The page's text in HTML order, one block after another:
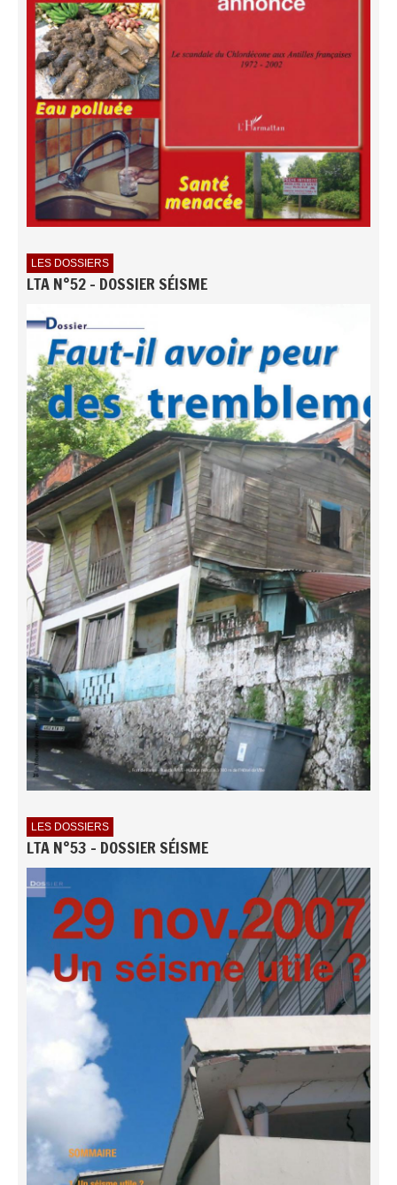
LES DOSSIERS
LTA N°52 - DOSSIER SÉISME
LES DOSSIERS
LTA N°53 - DOSSIER SÉISME